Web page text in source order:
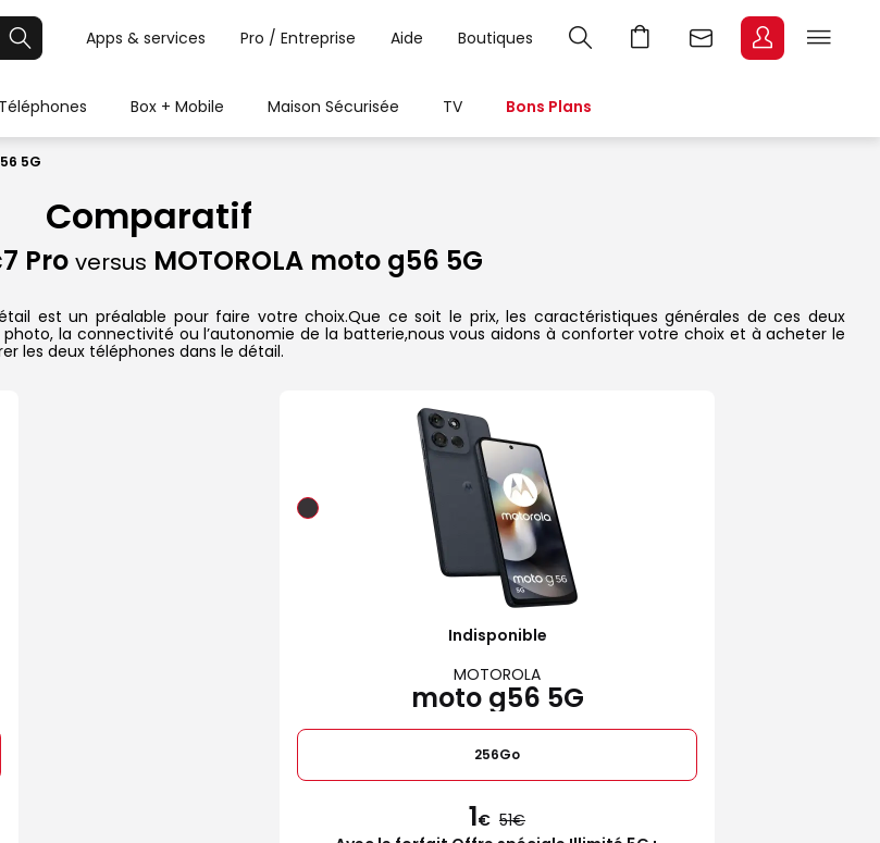
Apps & services Pro / Entreprise Aide Boutiques
Téléphones Box + Mobile Maison Sécurisée TV Bons Plans
5G
Comparatif
Pro versus MOTOROLA moto g56 5G
est un préalable pour faire votre choix.Que ce soit le prix, les caractéristiques générales de ces deux
photo, la connectivité ou l’autonomie de la batterie,nous vous aidons à conforter votre choix et à acheter le
les deux téléphones dans le détail.
Indisponible
MOTOROLA
moto g56 5G
256Go
1€ 51